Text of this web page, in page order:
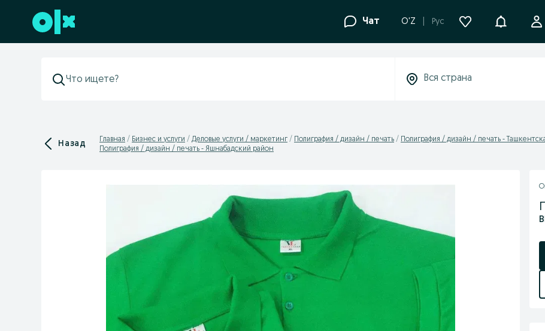
Перейти к нижнему колонтитулу Чат O'Z Рус
Назад Главная Бизнес и услуги Деловые услуги / маркетинг Полиграфия / дизайн / печать Полиграфия / дизайн / печать -
Полиграфия / дизайн / печать - Яшнабадский район